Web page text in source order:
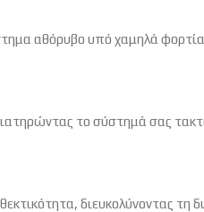
αθόρυβο υπό χαμηλά
το σύστημά σας
διευκολύνοντας τη